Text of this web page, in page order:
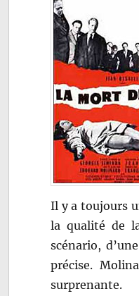
Il y a toujours
la qualité de
scénario,
précise.
surprenante.